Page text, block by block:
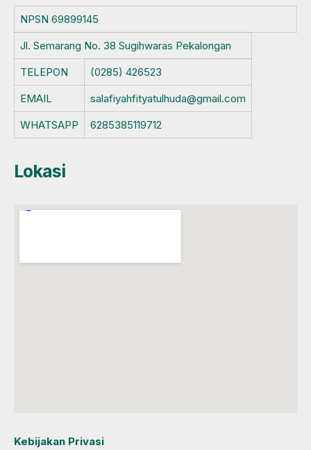
NPSN 69899145
Jl. Semarang No. 38 Sugihwaras Pekalongan
TELEPON
(0285) 426523
EMAIL
salafiyahfityatulhuda@gmail.com
WHATSAPP
6285385119712
Lokasi
Kebijakan Privasi